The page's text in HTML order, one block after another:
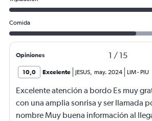
Comida
Opiniones 1 / 15
10,0 Excelente JESUS, may. 2024 LIM- PIU
Excelente atención a bordo Es muy
con una amplia sonrisa y ser llamada
nombre Muy buena información al